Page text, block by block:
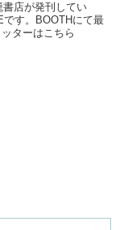
店が発刊してい
す。BOOTHにて最
ターはこちら